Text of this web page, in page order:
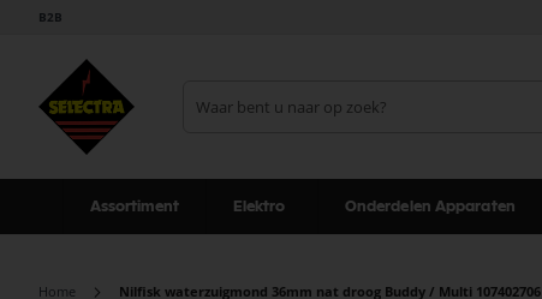
B2B
Assortiment Elektro Onderdelen Apparaten
Home Nilfisk waterzuigmond 36mm nat droog Buddy / Multi 107402706